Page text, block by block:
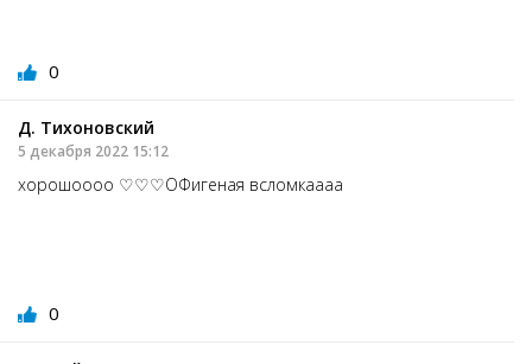
0
Д. Тихоновский
5 декабря 2022 15:12
хорошоооо ♡♡♡ОФигеная всломкаааа
0